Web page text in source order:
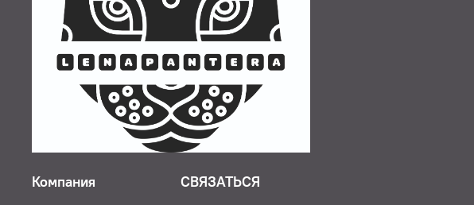
Компания СВЯЗАТЬСЯ